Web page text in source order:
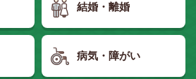
結婚・離婚
病気・障がい